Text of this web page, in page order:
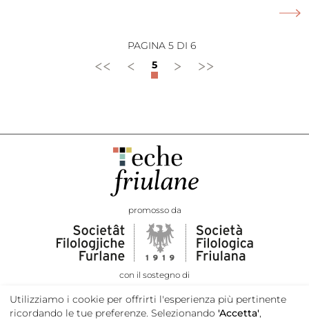
<< < 5 > >>
PAGINA 5 DI 6
promosso da
con il sostegno di
Utilizziamo i cookie per offrirti l'esperienza più pertinente
ricordando le tue preferenze. Selezionando 'Accetta',